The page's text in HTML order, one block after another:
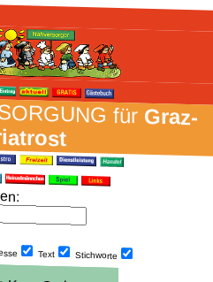
fürGraz-
:
Text Stich­worte